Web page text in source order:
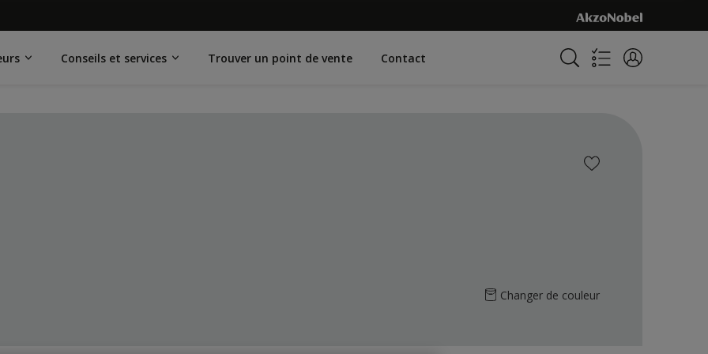
Conseils et services Trouver un point de vente Contact
Changer de couleur